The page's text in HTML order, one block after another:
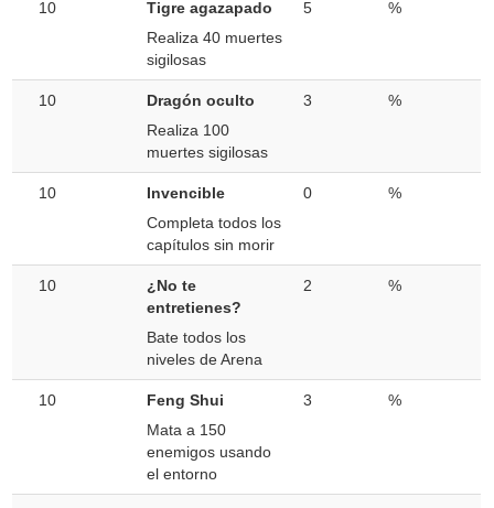
10
Tigre agazapado
Realiza 40 muertes
sigilosas
5 %
10
Dragón oculto
Realiza 100
muertes sigilosas
3 %
10
Invencible
Completa todos los
capítulos sin morir
0 %
10
¿No te
entretienes?
Bate todos los
niveles de Arena
2 %
10
Feng Shui
Mata a 150
enemigos usando
el entorno
3 %